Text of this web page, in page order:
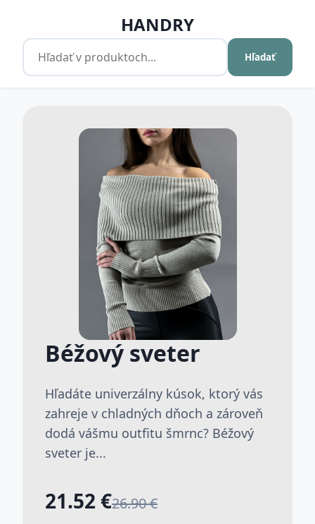
HANDRY
Hľadať
Béžový sveter
Hľadáte univerzálny kúsok, ktorý vás
zahreje v chladných dňoch a zároveň
dodá vášmu outfitu šmrnc? Béžový
sveter je...
21.52 €26.90 €